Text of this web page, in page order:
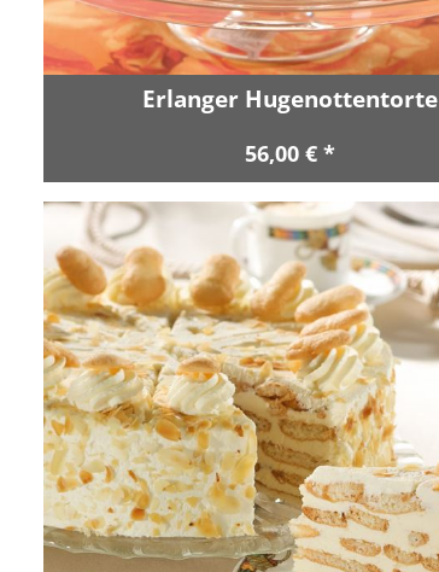
Erlanger Hugenottentorte
56,00 € *